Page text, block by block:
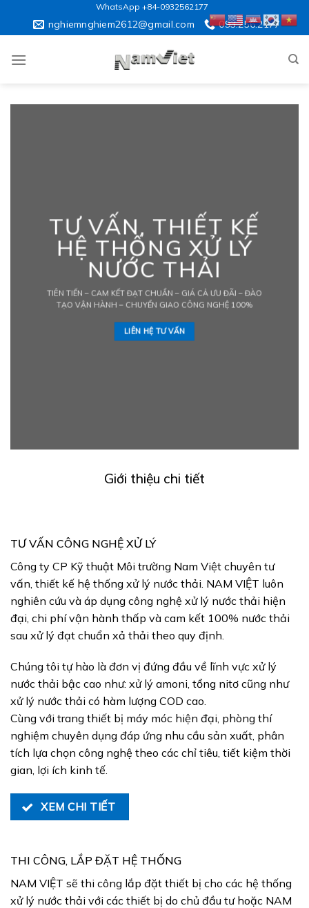
WhatsApp +84-0932562177
nghiemnghiem2612@gmail.com 093.256.2177
TƯ VẤN, THIẾT KẾ
HỆ THỐNG XỬ LÝ
NƯỚC THẢI
TIÊN TIẾN – CAM KẾT ĐẠT CHUẨN – GIÁ CẢ ƯU ĐÃI – ĐÀO
TẠO VẬN HÀNH – CHUYỂN GIAO CÔNG NGHỆ 100%
LIÊN HỆ TƯ VẤN
Giới thiệu chi tiết
TƯ VẤN CÔNG NGHỆ XỬ LÝ
Công ty CP Kỹ thuật Môi trường Nam Việt chuyên tư
vấn, thiết kế hệ thống xử lý nước thải. NAM VIỆT luôn
nghiên cứu và áp dụng công nghệ xử lý nước thải hiện
đại, chi phí vận hành thấp và cam kết 100% nước thải
sau xử lý đạt chuẩn xả thải theo quy định.
Chúng tôi tự hào là đơn vị đứng đầu về lĩnh vực xử lý
nước thải bậc cao như: xử lý amoni, tổng nitơ cũng như
xử lý nước thải có hàm lượng COD cao.
Cùng với trang thiết bị máy móc hiện đại, phòng thí
nghiệm chuyên dụng đáp ứng nhu cầu sản xuất, phân
tích lựa chọn công nghệ theo các chỉ tiêu, tiết kiệm thời
gian, lợi ích kinh tế.
XEM CHI TIẾT
THI CÔNG, LẮP ĐẶT HỆ THỐNG
NAM VIỆT sẽ thi công lắp đặt thiết bị cho các hệ thống
xử lý nước thải với các thiết bị do chủ đầu tư hoặc NAM